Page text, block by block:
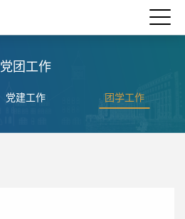
党团工作
党建工作 团学工作